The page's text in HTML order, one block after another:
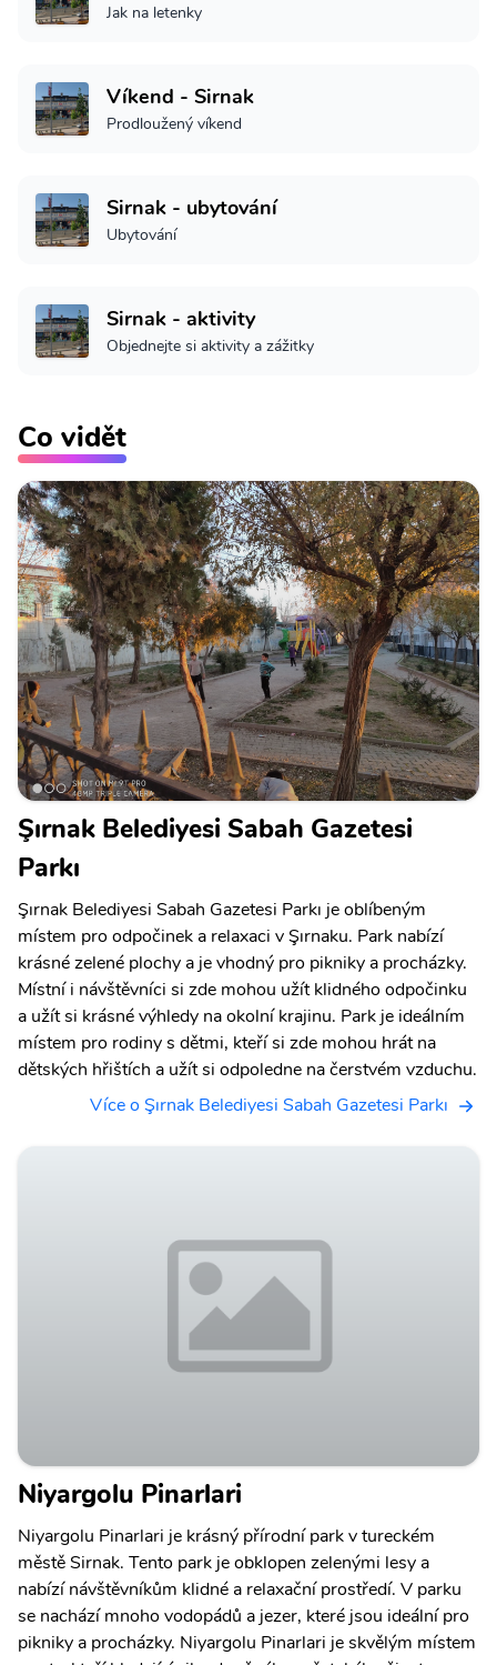
Jak na letenky
Víkend - Sirnak
Prodloužený víkend
Sirnak - ubytování
Ubytování
Sirnak - aktivity
Objednejte si aktivity a zážitky
Co vidět
Şırnak Belediyesi Sabah Gazetesi
Parkı
Şırnak Belediyesi Sabah Gazetesi Parkı je oblíbeným
místem pro odpočinek a relaxaci v Şırnaku. Park nabízí
krásné zelené plochy a je vhodný pro pikniky a procházky.
Místní i návštěvníci si zde mohou užít klidného odpočinku
a užít si krásné výhledy na okolní krajinu. Park je ideálním
místem pro rodiny s dětmi, kteří si zde mohou hrát na
dětských hřištích a užít si odpoledne na čerstvém vzduchu.
Více o Şırnak Belediyesi Sabah Gazetesi Parkı
Niyargolu Pinarlari
Niyargolu Pinarlari je krásný přírodní park v tureckém
městě Sirnak. Tento park je obklopen zelenými lesy a
nabízí návštěvníkům klidné a relaxační prostředí. V parku
se nachází mnoho vodopádů a jezer, které jsou ideální pro
pikniky a procházky. Niyargolu Pinarlari je skvělým místem